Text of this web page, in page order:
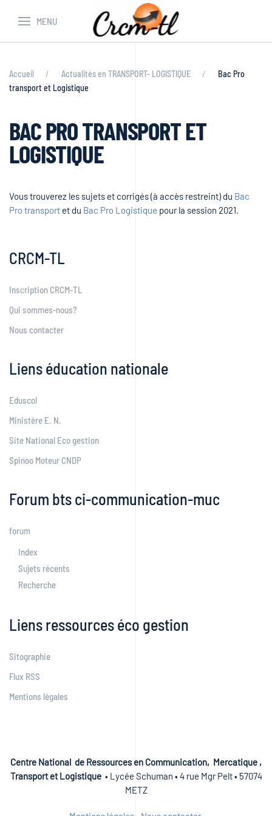
MENU
Accueil Actualités en TRANSPORT- LOGISTIQUE
Bac Pro
transport et Logistique
BAC PRO TRANSPORT ET
LOGISTIQUE
Vous trouverez les sujets et corrigés (à accès restreint) du Bac
Pro transport et du Bac Pro Logistique pour la session 2021.
CRCM-TL
Inscription CRCM-TL
Qui sommes-nous?
Nous contacter
Liens éducation nationale
Eduscol
Ministère E. N.
Site National Eco gestion
Spinoo Moteur CNDP
Forum bts ci-communication-muc
forum
Index
Sujets récents
Recherche
Liens ressources éco gestion
Sitographie
Flux RSS
Mentions légales
Centre National de Ressources en Communication, Mercatique ,
Transport et Logistique • Lycée Schuman • 4 rue Mgr Pelt • 57074
METZ